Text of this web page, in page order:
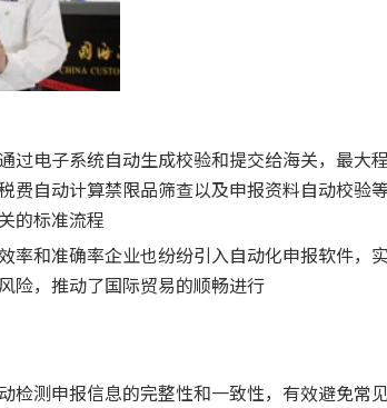
电子系统自动生成校验和提交给海关，最大
自动计算禁限品筛查以及申报资料自动校验
的标准流程
和准确率企业也纷纷引入自动化申报软件，
险，推动了国际贸易的顺畅进行
测申报信息的完整性和一致性，有效避免常